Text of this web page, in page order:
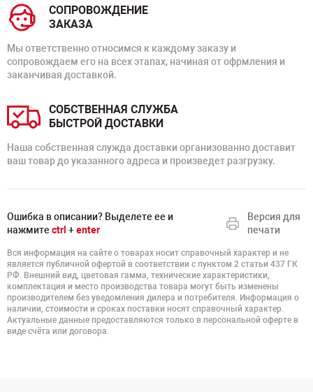
СОПРОВОЖДЕНИЕ
ЗАКАЗА
Мы ответственно относимся к каждому заказу и
сопровождаем его на всех этапах, начиная от офрмления и
заканчивая доставкой.
СОБСТВЕННАЯ СЛУЖБА
БЫСТРОЙ ДОСТАВКИ
Наша собственная служда доставки организованно доставит
ваш товар до указанного адреса и произведет разгрузку.
Ошибка в описании? Выделете ее и
нажмите ctrl +enter
Версия для
печати
Вся информация на сайте о товарах носит справочный характер и не
является публичной офертой в соответствии с пунктом 2 статьи 437 ГК
РФ. Внешний вид, цветовая гамма, технические характеристики,
комплектация и место производства товара могут быть изменены
производителем без уведомления дилера и потребителя. Информация о
наличии, стоимости и сроках поставки носят справочный характер.
Актуальные данные предоставляются только в персональной оферте в
виде счёта или договора.